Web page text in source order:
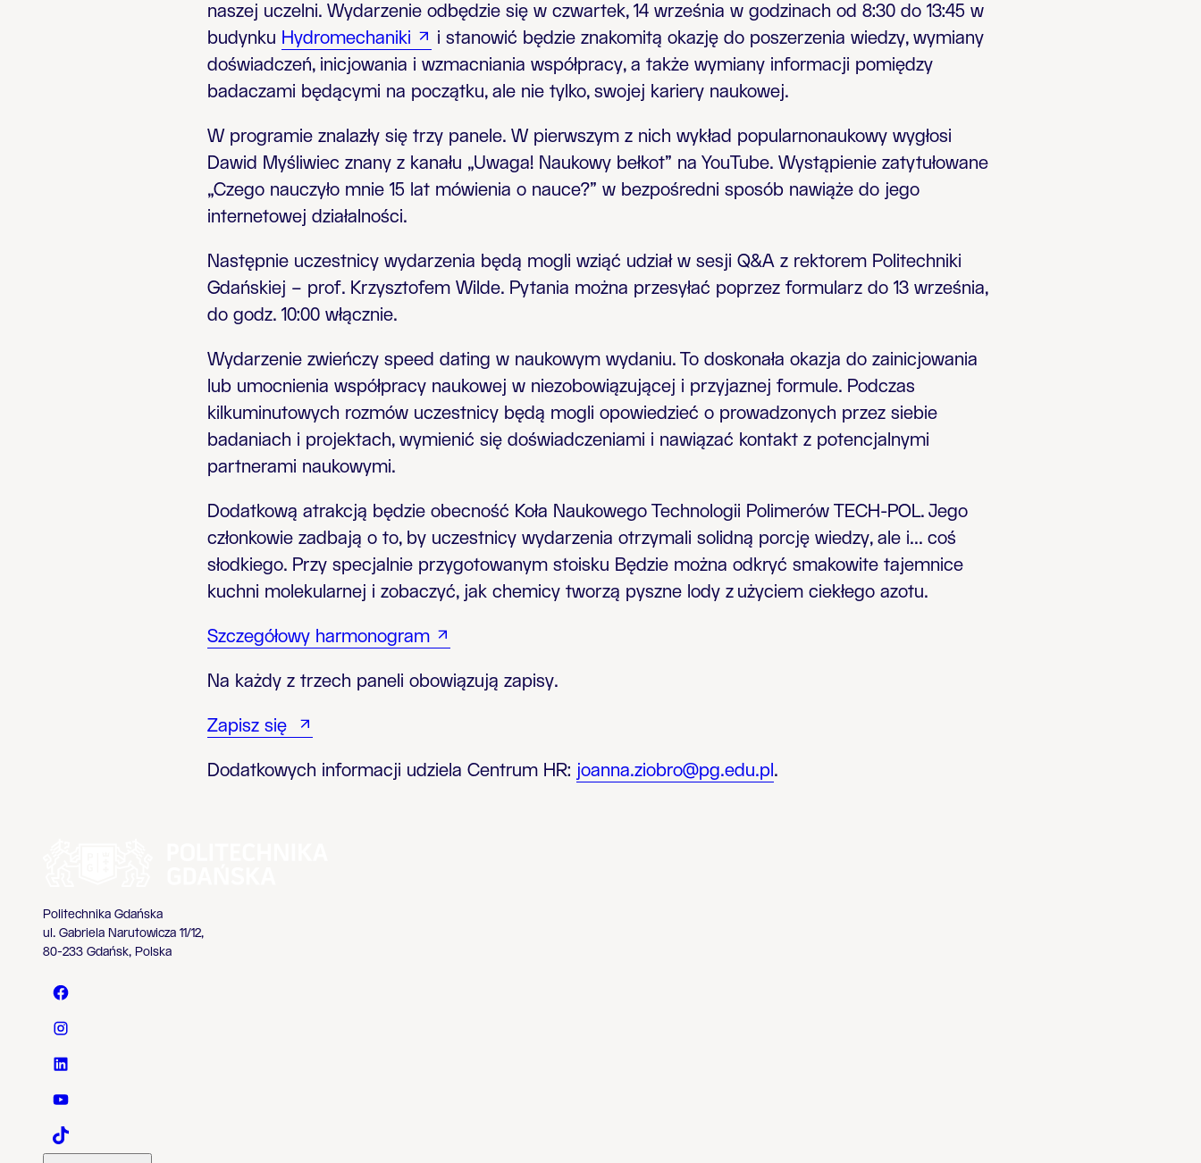
naszej uczelni. Wydarzenie odbędzie się w czwartek, 14 września w godzinach od 8:30 do 13:45 w
budynku Hydromechaniki
i stanowić będzie znakomitą okazję do poszerzenia wiedzy, wymiany
doświadczeń, inicjowania i wzmacniania współpracy, a także wymiany informacji pomiędzy
badaczami będącymi na początku, ale nie tylko, swojej kariery naukowej.
W programie znalazły się trzy panele. W pierwszym z nich wykład popularnonaukowy wygłosi
Dawid Myśliwiec znany z kanału „Uwaga! Naukowy bełkot” na YouTube. Wystąpienie zatytułowane
„Czego nauczyło mnie 15 lat mówienia o nauce?” w bezpośredni sposób nawiąże do jego
internetowej działalności.
Następnie uczestnicy wydarzenia będą mogli wziąć udział w sesji Q&A z rektorem Politechniki
Gdańskiej – prof. Krzysztofem Wilde. Pytania można przesyłać poprzez formularz do 13 września,
do godz. 10:00 włącznie.
Wydarzenie zwieńczy speed dating w naukowym wydaniu. To doskonała okazja do zainicjowania
lub umocnienia współpracy naukowej w niezobowiązującej i przyjaznej formule. Podczas
kilkuminutowych rozmów uczestnicy będą mogli opowiedzieć o prowadzonych przez siebie
badaniach i projektach, wymienić się doświadczeniami i nawiązać kontakt z potencjalnymi
partnerami naukowymi.
Dodatkową atrakcją będzie obecność Koła Naukowego Technologii Polimerów TECH-POL. Jego
członkowie zadbają o to, by uczestnicy wydarzenia otrzymali solidną porcję wiedzy, ale i... coś
słodkiego. Przy specjalnie przygotowanym stoisku Będzie można odkryć smakowite tajemnice
kuchni molekularnej i zobaczyć, jak chemicy tworzą pyszne lody z użyciem ciekłego azotu.
Szczegółowy harmonogram
Na każdy z trzech paneli obowiązują zapisy.
Zapisz się
Dodatkowych informacji udziela Centrum HR: joanna.ziobro@pg.edu.pl.
Politechnika Gdańska
ul. Gabriela Narutowicza 11/12,
80-233 Gdańsk, Polska
Politechnika Gdańska - Facebook
Politechnika Gdańska - Instagram
Politechnika Gdańska - LinkedIn
Politechnika Gdańska - YouTube
Politechnika Gdańska - TaikTok